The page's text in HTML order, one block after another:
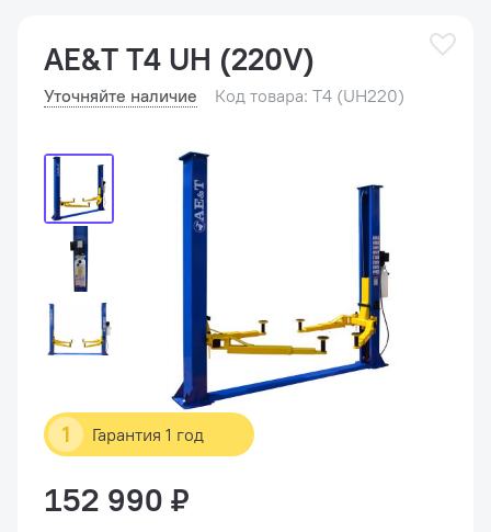
1 Гарантия 1 год
AE&T T4 UH (220V)
Уточняйте наличие Код товара: T4 (UH220)
152 990 ₽